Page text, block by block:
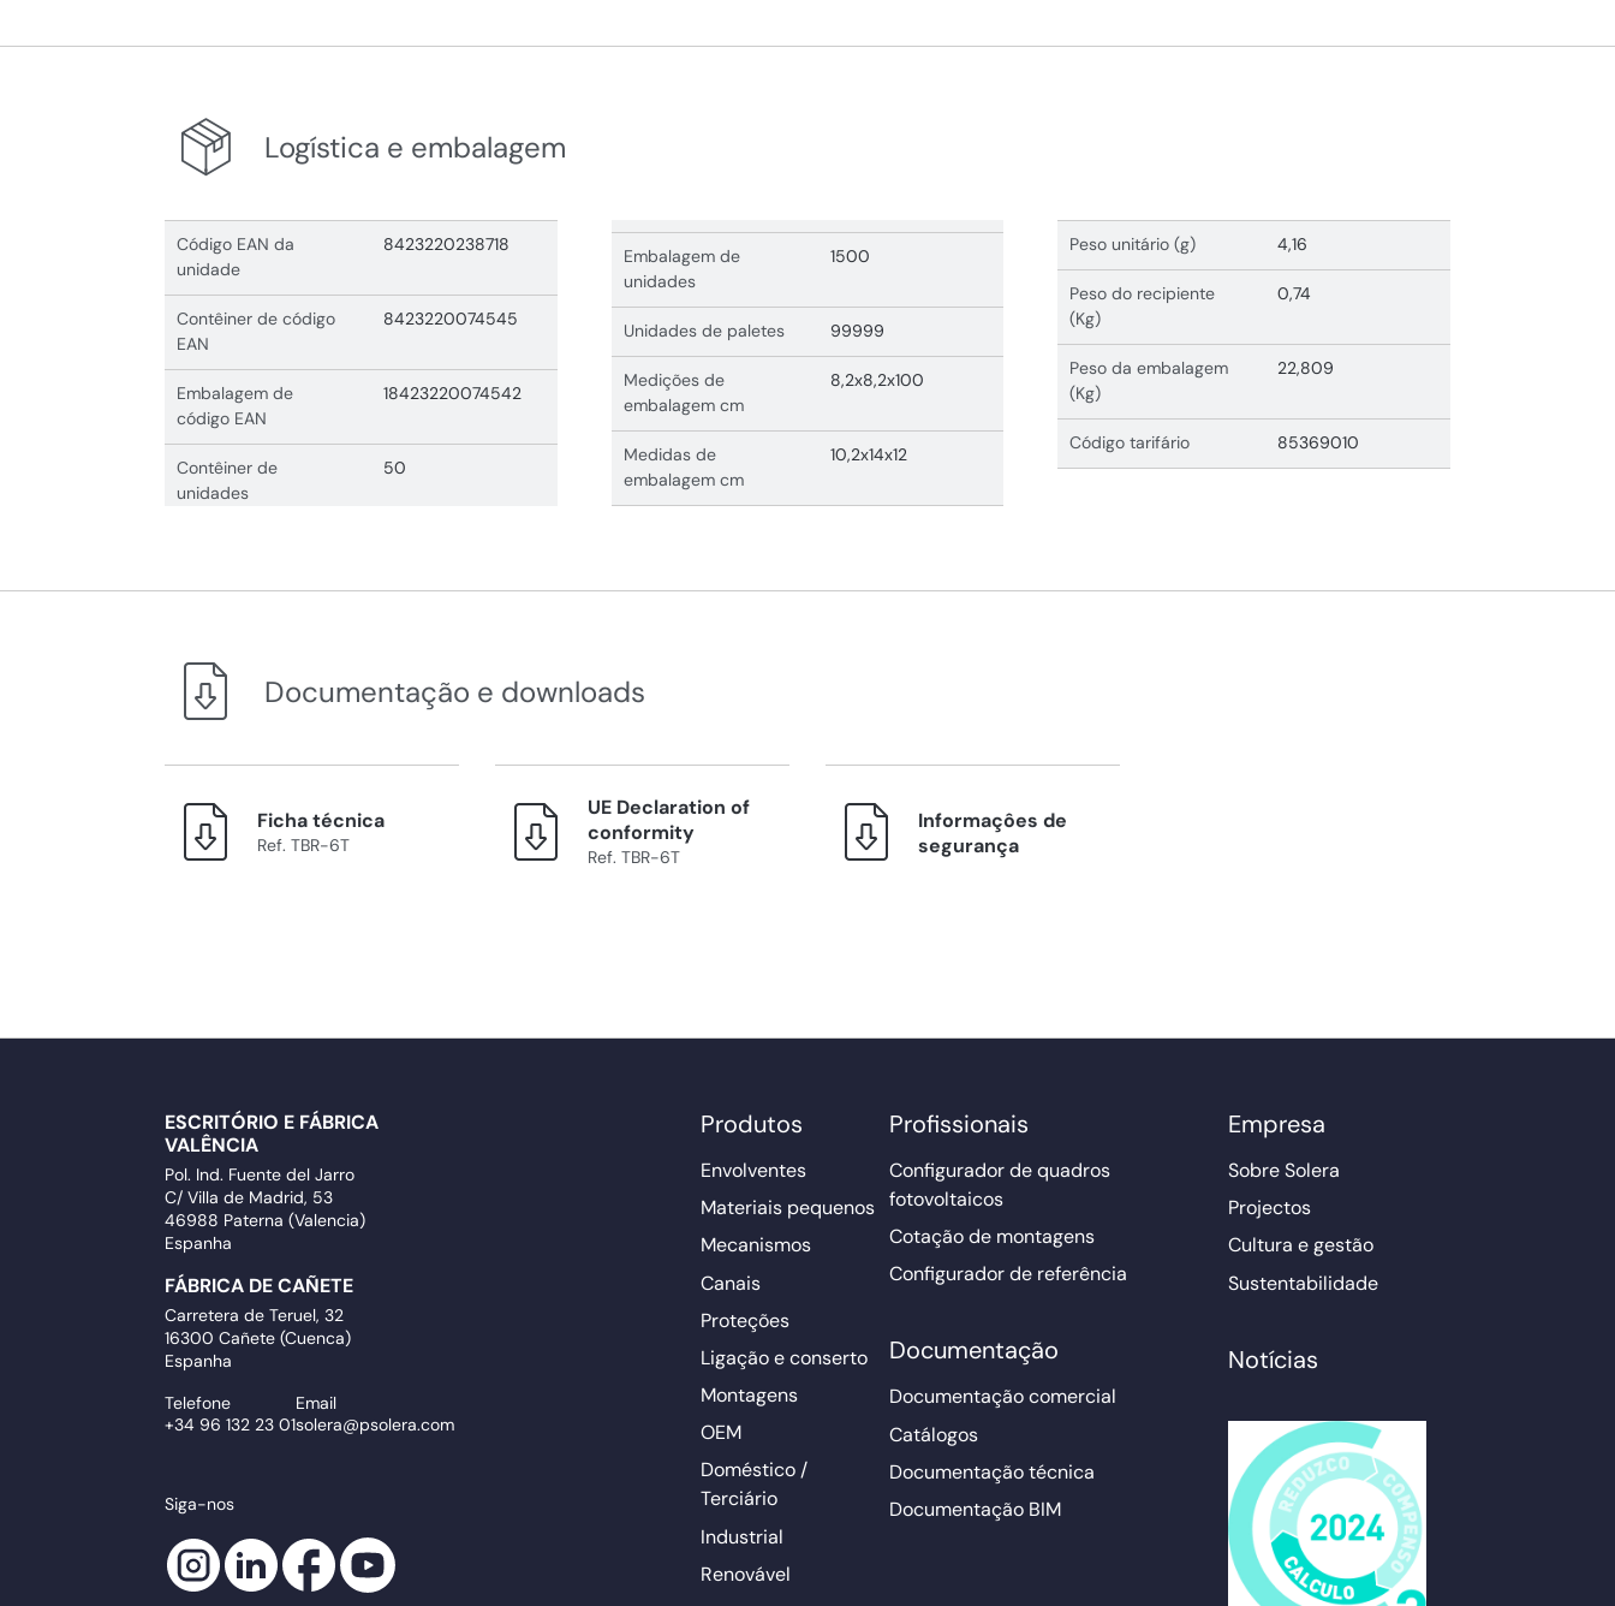
Logística e embalagem
Código EAN da
unidade
8423220238718
Contêiner de código
EAN
8423220074545
Embalagem de
código EAN
18423220074542
Contêiner de
unidades
50
Embalagem de
unidades
1500
Unidades de paletes 99999
Medições de
embalagem cm
8,2x8,2x100
Medidas de
embalagem cm
10,2x14x12
Peso unitário (g) 4,16
Peso do recipiente
(Kg)
0,74
Peso da embalagem
(Kg)
22,809
Código tarifário 85369010
Documentação e downloads
Ficha técnica
Ref. TBR-6T
UE Declaration of
conformity
Ref. TBR-6T
Informaçôes de
segurança
ESCRITÓRIO E FÁBRICA
VALÊNCIA
Pol. Ind. Fuente del Jarro
C/ Villa de Madrid, 53
46988 Paterna (Valencia)
Espanha
FÁBRICA DE CAÑETE
Carretera de Teruel, 32
16300 Cañete (Cuenca)
Espanha
Telefone
+34 96 132 23 01
Email
solera@psolera.com
Siga-nos
Produtos
Envolventes
Materiais pequenos
Mecanismos
Canais
Proteções
Ligação e conserto
Montagens
OEM
Doméstico /
Terciário
Industrial
Renovável
Profissionais
Configurador de quadros
fotovoltaicos
Cotação de montagens
Configurador de referência
Documentação
Documentação comercial
Catálogos
Documentação técnica
Documentação BIM
Empresa
Sobre Solera
Projectos
Cultura e gestão
Sustentabilidade
Notícias